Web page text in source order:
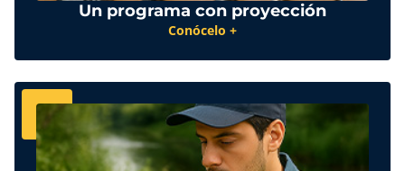
Un programa con proyección
Conócelo +